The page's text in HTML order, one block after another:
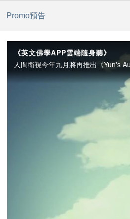
Promo預告
《英文佛學APP雲端隨身聽》